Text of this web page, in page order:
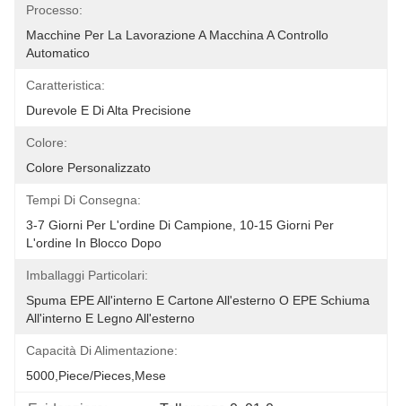
Processo:
Macchine Per La Lavorazione A Macchina A Controllo
Automatico
Caratteristica:
Durevole E Di Alta Precisione
Colore:
Colore Personalizzato
Tempi Di Consegna:
3-7 Giorni Per L'ordine Di Campione, 10-15 Giorni Per
L'ordine In Blocco Dopo
Imballaggi Particolari:
Spuma EPE All'interno E Cartone All'esterno O EPE Schiuma
All'interno E Legno All'esterno
Capacità Di Alimentazione:
5000,Piece/Pieces,Mese